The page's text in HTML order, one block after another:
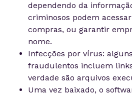
dependendo da
criminosos podem
compras, ou garantir
nome.
Infecções por vírus:
fraudulentos incluem
verdade são arquivos
Uma vez baixado, o